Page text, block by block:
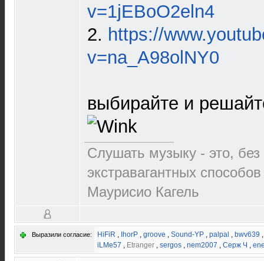
v=1jEBoO2eln4
2. https://
v=na_A98olNY0
выбирайте и
Слушать музыку - это,
экстравагантных
Маурисио Кагель
Выразили согласие: HiFiR , IhorP , groove , Sound-YP , palpal , bwv639
iLMe57 , Etranger , sergos , nem2007 , Серж Ч ,